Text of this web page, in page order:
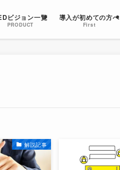
ビジョン一覧
PRODUCT
導入が初めての方へ
First
解説記事